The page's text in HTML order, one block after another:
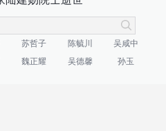
苏哲子 陈毓川
吴咸中
魏正耀 吴德馨 孙玉